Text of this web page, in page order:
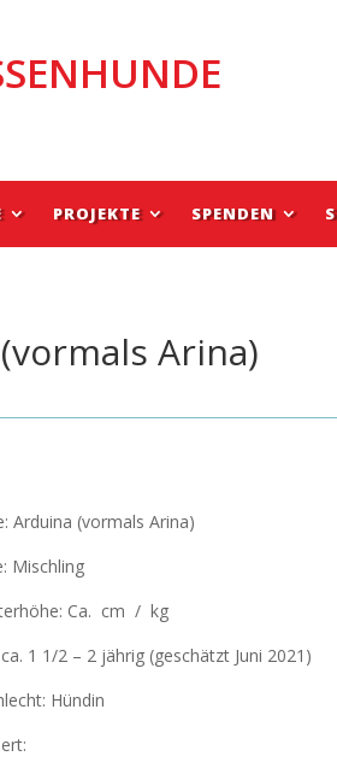
PROJEKTE SPENDEN
Arina)
Arduina (vormals Arina)
Mischling
Ca. cm / kg
1 1/2 – 2 jährig(geschätzt Juni 2021)
Hündin